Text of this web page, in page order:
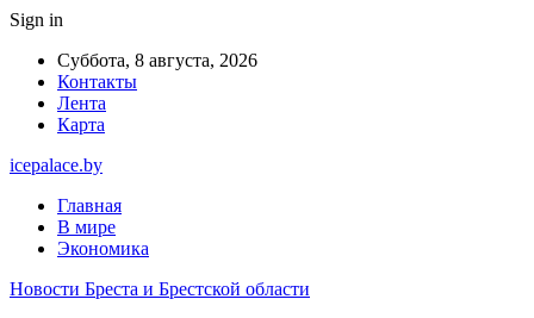
Sign in
Суббота, 8 августа, 2026
Контакты
Лента
Карта
icepalace.by
Главная
В мире
Экономика
Новости Бреста и Брестской области